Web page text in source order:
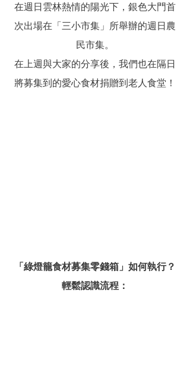
在週日雲林熱情的陽光下，銀色大門首
次出場在「三小市集」所舉辦的週日農
民市集。
在上週與大家的分享後，我們也在隔日
將募集到的愛心食材捐贈到老人食堂！
「綠燈籠食材募集零錢箱」如何執行？
輕鬆認識流程：